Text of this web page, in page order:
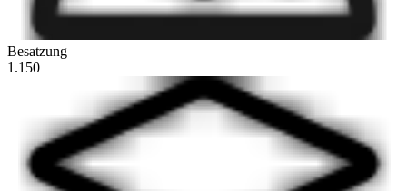
Besatzung
1.150